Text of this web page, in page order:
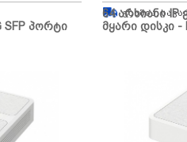
SFP პორტი
64 არხიანი IP
მყარი დისკი -
გზაშია,